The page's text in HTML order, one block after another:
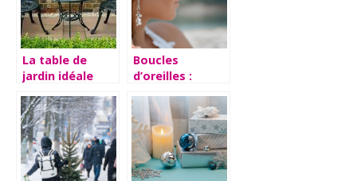
La table de
jardin idéale
extérieur
Boucles
d’oreilles :
a suivre lors du
choix